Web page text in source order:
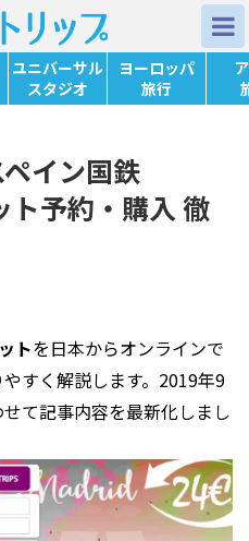
ユニバーサル
スタジオ
ヨーロッパ
旅行
イン国鉄
ト予約・購入 徹
トを日本からオンラインで
すく解説します。2019年9
て記事内容を最新化しまし